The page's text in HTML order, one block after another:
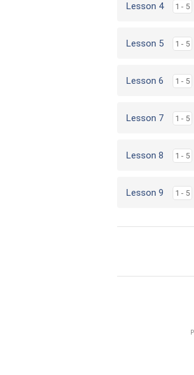
Lesson 4 1 - 5
Lesson 5 1 - 5
Lesson 6 1 - 5
Lesson 7 1 - 5
Lesson 8 1 - 5
Lesson 9 1 - 5